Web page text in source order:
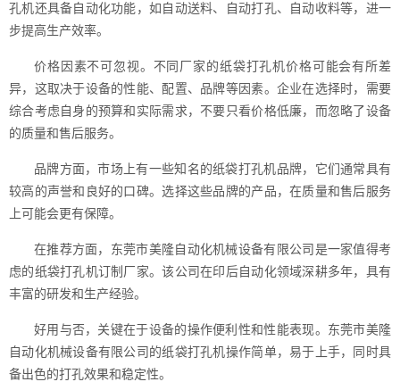
孔机还具备自动化功能，如自动送料、自动打孔、自动收料等，进一
步提高生产效率。
价格因素不可忽视。不同厂家的纸袋打孔机价格可能会有所差
异，这取决于设备的性能、配置、品牌等因素。企业在选择时，需要
综合考虑自身的预算和实际需求，不要只看价格低廉，而忽略了设备
的质量和售后服务。
品牌方面，市场上有一些知名的纸袋打孔机品牌，它们通常具有
较高的声誉和良好的口碑。选择这些品牌的产品，在质量和售后服务
上可能会更有保障。
在推荐方面，东莞市美隆自动化机械设备有限公司是一家值得考
虑的纸袋打孔机订制厂家。该公司在印后自动化领域深耕多年，具有
丰富的研发和生产经验。
好用与否，关键在于设备的操作便利性和性能表现。东莞市美隆
自动化机械设备有限公司的纸袋打孔机操作简单，易于上手，同时具
备出色的打孔效果和稳定性。